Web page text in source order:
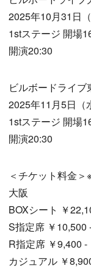
2025年10月31日（
1stステージ 開場
開演20:30
ビルボードライブ
2025年11月5日（
1stステージ 開場
開演20:30
＜チケット料金＞
大阪
BOXシート ￥
S指定席 ￥10,500
R指定席 ￥9,400 -
カジュアル ￥